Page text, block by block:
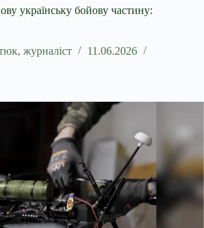
українську бойову частину:
журналіст
11.06.2026